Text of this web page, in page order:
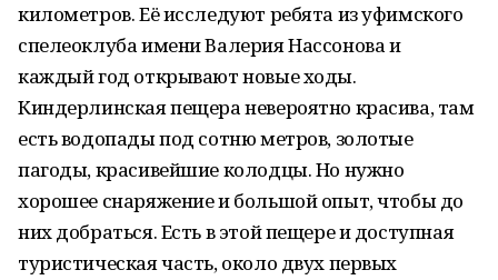
километров. Её исследуют ребята из уфимского
спелеоклуба имени Валерия Нассонова и
каждый год открывают новые ходы.
Киндерлинская пещера невероятно красива, там
есть водопады под сотню метров, золотые
пагоды, красивейшие колодцы. Но нужно
хорошее снаряжение и большой опыт, чтобы до
них добраться. Есть в этой пещере и доступная
туристическая часть, около двух первых